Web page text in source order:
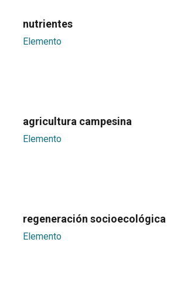
nutrientes
Elemento
agricultura campesina
Elemento
regeneración socioecológica
Elemento